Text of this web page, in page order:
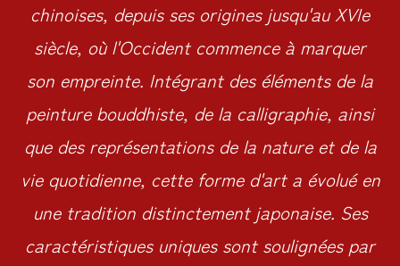
chinoises, depuis ses origines jusqu'au XVIe
siècle, où l'Occident commence à marquer
son empreinte. Intégrant des éléments de la
peinture bouddhiste, de la calligraphie, ainsi
que des représentations de la nature et de la
vie quotidienne, cette forme d'art a évolué en
une tradition distinctement japonaise. Ses
caractéristiques uniques sont soulignées par